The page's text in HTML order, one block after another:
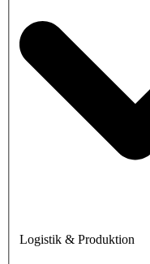
Logistik & Produktion